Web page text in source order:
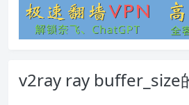
v2ray ray buffer_size